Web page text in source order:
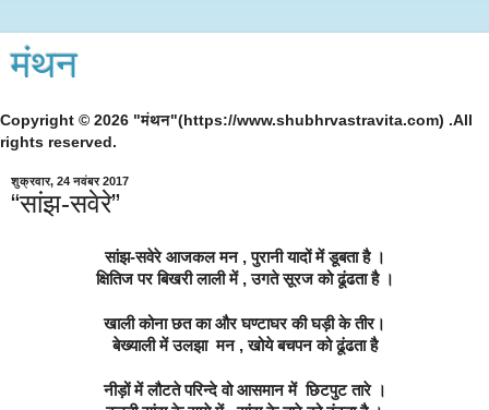
मंथन
Copyright © 2026 "मंथन"(https://www.shubhrvastravita.com) .All
rights reserved.
शुक्रवार, 24 नवंबर 2017
“सांझ-सवेरे”
सांझ-सवेरे आजकल मन , पुरानी यादों में डूबता है ।
क्षितिज पर बिखरी लाली में , उगते सूरज को ढूंढता है ।
खाली कोना छत का और घण्टाघर की घड़ी के तीर।
बेख्याली में उलझा  मन , खोये बचपन को ढूंढता है
नीड़ों में लौटते परिन्दे वो आसमान में  छिटपुट तारे ।